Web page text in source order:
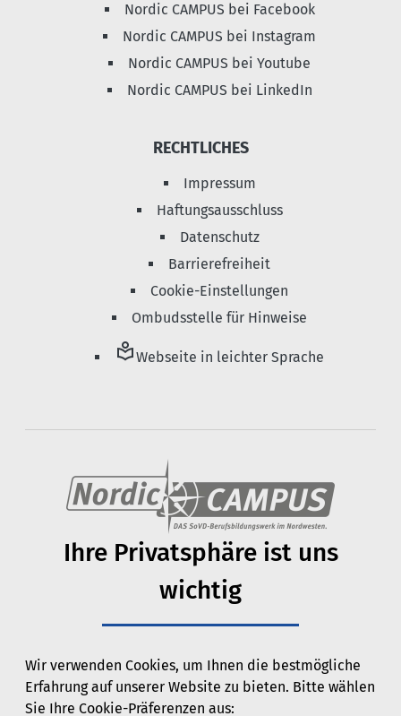
Nordic CAMPUS bei Facebook
Nordic CAMPUS bei Instagram
Nordic CAMPUS bei Youtube
Nordic CAMPUS bei LinkedIn
RECHTLICHES
Impressum
Haftungsausschluss
Datenschutz
Barrierefreiheit
Cookie-Einstellungen
Ombudsstelle für Hinweise
local_libraryWebseite in leichter Sprache
Ihre Privats­phäre ist uns
wichtig
Wir verwenden Cookies, um Ihnen die bestmögliche
Erfahrung auf unserer Website zu bieten. Bitte wählen
Sie Ihre Cookie-Präferenzen aus: